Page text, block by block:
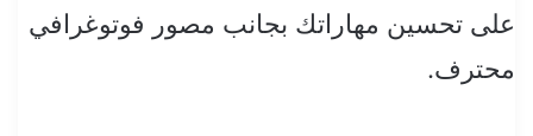
على تحسين مهاراتك بجانب مصور فوتوغرافي
محترف.